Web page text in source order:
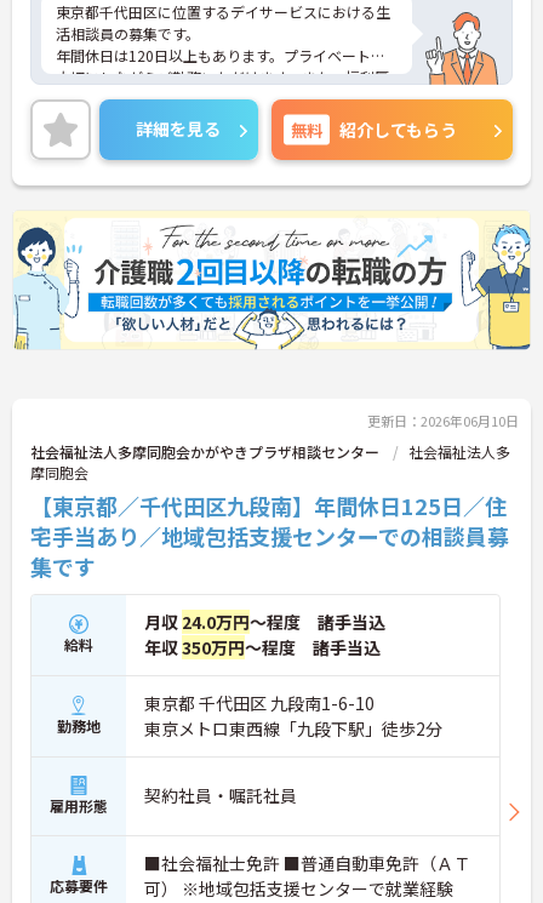
東京都千代田区に位置するデイサービスにおける生
活相談員の募集です。
年間休日は120日以上もあります。プライベートを
大切にしながらご勤務いただけます。また、福利厚
生が充実しています。働きやすい環境が整ってお
り、安心して長くご勤務いただけます。給与は月給
が31.9万円～と高水準です。
ご興味のある方には、面接対策ポイントなど、さら
に詳細をご案内しますのでお気軽にご相談くださ
い！
詳細を見る 無料 紹介してもらう
更新日：2026年06月10日
社会福祉法人多摩同胞会かがやきプラザ相談センター
社会福祉法人多
摩同胞会
【東京都／千代田区九段南】年間休日125日／住
宅手当あり／地域包括支援センターでの相談員募
集です
給料
月収 24.0万円～程度 諸手当込
年収350万円～程度 諸手当込
勤務地
東京都 千代田区 九段南1-6-10
東京メトロ東西線「九段下駅」徒歩2分
雇用形態 契約社員・嘱託社員
応募要件
■社会福祉士免許 ■普通自動車免許（ＡＴ
可） ※地域包括支援センターで就業経験